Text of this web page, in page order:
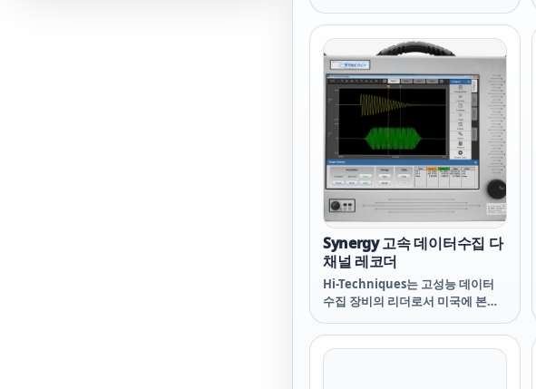
대 3개의 E+E 센서 프로브를 수용합
니다.
Synergy 고속 데이터수집 다
채널 레코더
Hi-Techniques는 고성능 데이터
수집 장비의 리더로서 미국에 본사
된 기술로 transent recorder, 데
이터 수집 장비, 고분해능의 디지털